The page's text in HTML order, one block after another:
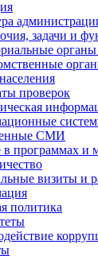
задачи и
органы
проверок
СМИ
в программах и
визиты и
политика